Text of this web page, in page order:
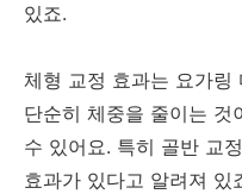
있죠.
체형 교정 효과는 요가링
단순히 체중을 줄이는 것
수 있어요. 특히 골반 교
효과가 있다고 알려져 있